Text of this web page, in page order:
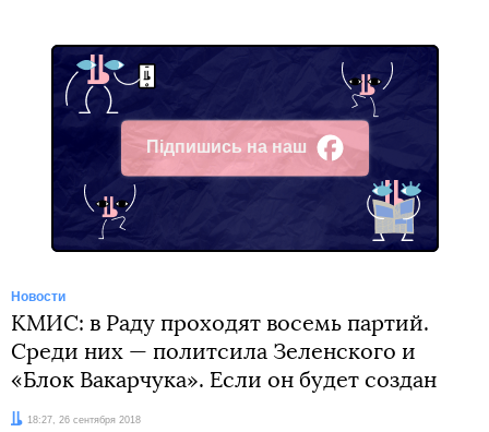
Підпишись на наш
Facebook
Новости
КМИС: в Раду проходят восемь партий.
Среди них — политсила Зеленского и
«Блок Вакарчука». Если он будет создан
Дата:18:27, 26 сентября 2018